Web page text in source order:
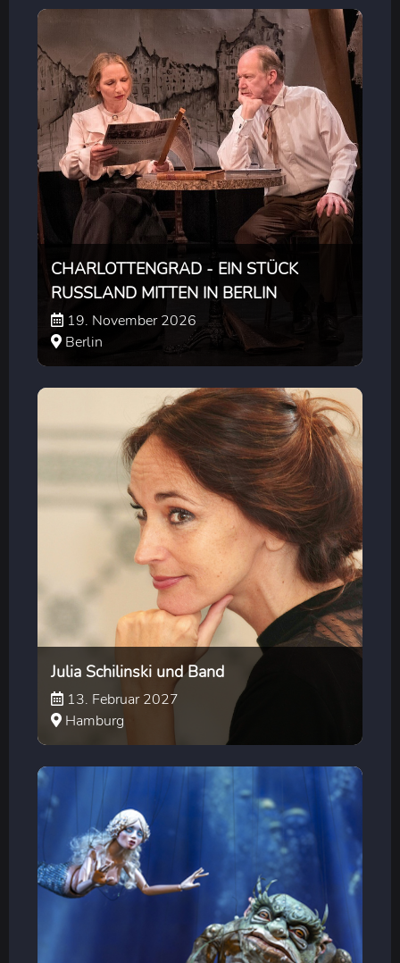
CHARLOTTENGRAD - EIN STÜCK
RUSSLAND MITTEN IN BERLIN
19. November 2026
Berlin
Julia Schilinski und Band
13. Februar 2027
Hamburg